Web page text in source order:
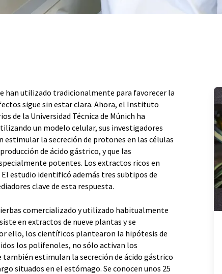
han utilizado tradicionalmente para favorecer la
sigue sin estar clara. Ahora, el Instituto
de la Universidad Técnica de Múnich ha
un modelo celular, sus investigadores
la secreción de protones en las células
de ácido gástrico, y que las
potentes. Los extractos ricos en
estudio identificó además tres subtipos de
clave de esta respuesta.
comercializado y utilizado habitualmente
en extractos de nueve plantas y se
ello, los científicos plantearon la hipótesis de
los polifenoles, no sólo activan los
estimulan la secreción de ácido gástrico
situados en el estómago. Se conocen unos 25